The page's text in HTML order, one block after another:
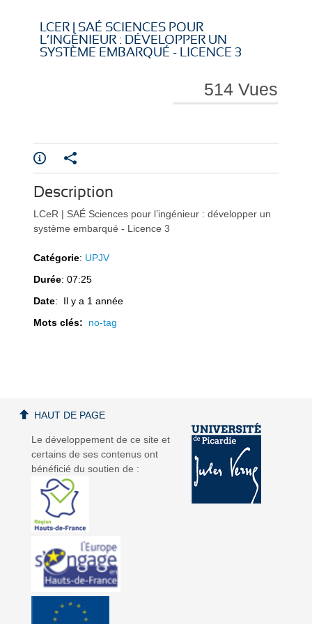
i
r
e
v
i
r
e
v
LCER | SAÉ SCIENCES POUR
L’INGÉNIEUR : DÉVELOPPER UN
SYSTÈME EMBARQUÉ - LICENCE 3
514 Vues
Description
LCeR | SAÉ Sciences pour l’ingénieur : développer un
système embarqué - Licence 3
Catégorie: UPJV
Durée: 07:25
Date: Il y a 1 année
Mots clés: no-tag
Le développement de ce site et
certains de ses contenus ont
bénéficié du soutien de :
HAUT DE PAGE